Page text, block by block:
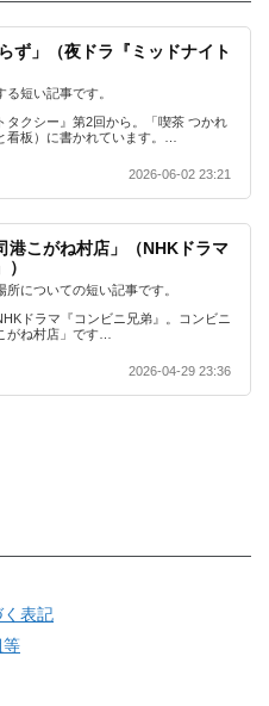
ず」（夜ドラ『ミッドナイト
る短い記事です。
タクシー』第2回から。「喫茶 つかれ
看板）に書かれています。…
2026-06-02 23:21
港こがね村店」（NHKドラマ
についての短い記事です。
ドラマ『コンビニ兄弟』。コンビニ
がね村店」です…
2026-04-29 23:36
表記
等